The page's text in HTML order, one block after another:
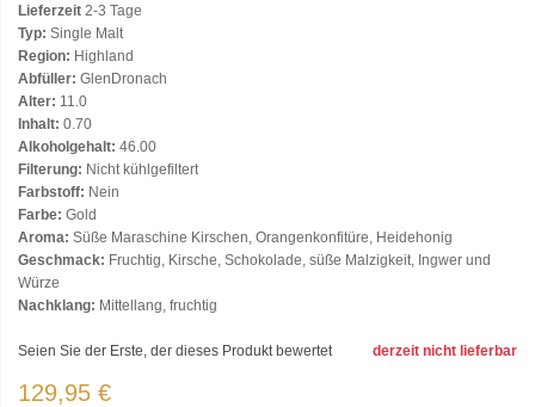
Lieferzeit 2-3 Tage
Typ: Single Malt
Region: Highland
Abfüller: GlenDronach
Alter: 11.0
Inhalt: 0.70
Alkoholgehalt: 46.00
Filterung: Nicht kühlgefiltert
Farbstoff: Nein
Farbe: Gold
Aroma: Süße Maraschine Kirschen, Orangenkonfitüre, Heidehonig
Geschmack: Fruchtig, Kirsche, Schokolade, süße Malzigkeit, Ingwer und
Würze
Nachklang: Mittellang, fruchtig
derzeit nicht lieferbar
Seien Sie der Erste, der dieses Produkt bewertet
129,95 €